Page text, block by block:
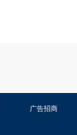
广告招商